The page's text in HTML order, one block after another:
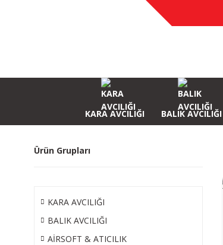
KARA AVCILIĞI BALIK AVCILIĞI
Ürün Grupları
KARA AVCILIĞI
BALIK AVCILIĞI
AİRSOFT & ATICILIK